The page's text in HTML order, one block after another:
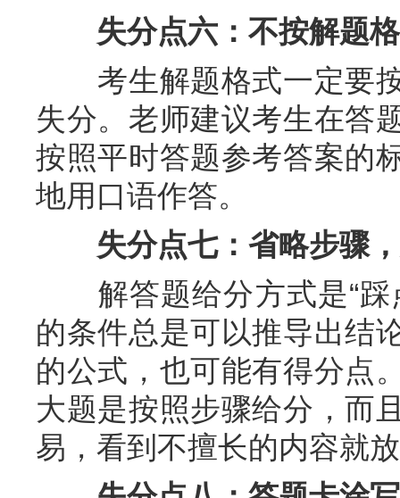
失分点六：不按解题
考生解题格式一定要按
失分。老师建议考生在答
按照平时答题参考答案的
地用口语作答。
失分点七：省略步骤
解答题给分方式是“踩
的条件总是可以推导出结
的公式，也可能有得分点
大题是按照步骤给分，而
易，看到不擅长的内容就